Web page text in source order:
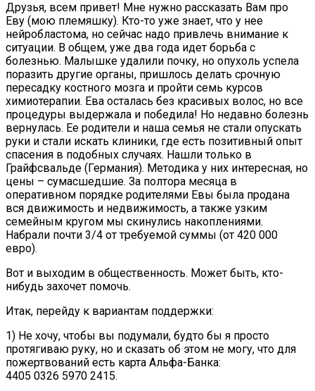
Друзья, всем привет! Мне нужно рассказать Вам про
Еву (мою племяшку). Кто-то уже знает, что у нее
нейробластома, но сейчас надо привлечь внимание к
ситуации. В общем, уже два года идет борьба с
болезнью. Малышке удалили почку, но опухоль успела
поразить другие органы, пришлось делать срочную
пересадку костного мозга и пройти семь курсов
химиотерапии. Ева осталась без красивых волос, но все
процедуры выдержала и победила! Но недавно болезнь
вернулась. Ее родители и наша семья не стали опускать
руки и стали искать клиники, где есть позитивный опыт
спасения в подобных случаях. Нашли только в
Грайфсвальде (Германия). Методика у них интересная, но
цены – сумасшедшие. За полтора месяца в
оперативном порядке родителями Евы была продана
вся движимость и недвижимость, а также узким
семейным кругом мы скинулись накоплениями.
Набрали почти 3/4 от требуемой суммы (от 420 000
евро).
Вот и выходим в общественность. Может быть, кто-
нибудь захочет помочь.
Итак, перейду к вариантам поддержки:
1) Не хочу, чтобы вы подумали, будто бы я просто
протягиваю руку, но и сказать об этом не могу, что для
пожертвований есть карта Альфа-Банка:
4405 0326 5970 2415.